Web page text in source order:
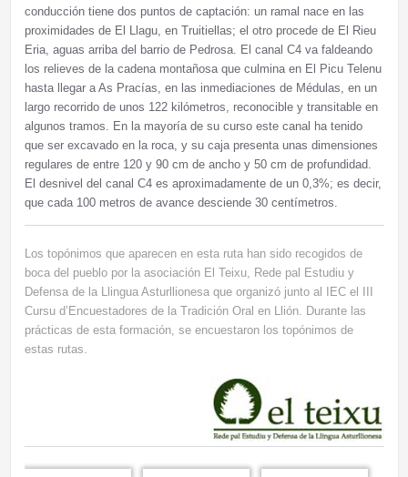
conducción tiene dos puntos de captación: un ramal nace en las
proximidades de El Llagu, en Truitiellas; el otro procede de El Rieu
Eria, aguas arriba del barrio de Pedrosa. El canal C4 va faldeando
los relieves de la cadena montañosa que culmina en El Picu Telenu
hasta llegar a As Pracías, en las inmediaciones de Médulas, en un
largo recorrido de unos 122 kilómetros, reconocible y transitable en
algunos tramos. En la mayoría de su curso este canal ha tenido
que ser excavado en la roca, y su caja presenta unas dimensiones
regulares de entre 120 y 90 cm de ancho y 50 cm de profundidad.
El desnivel del canal C4 es aproximadamente de un 0,3%; es decir,
que cada 100 metros de avance desciende 30 centímetros.
Los topónimos que aparecen en esta ruta han sido recogidos de
boca del pueblo por la asociación El Teixu, Rede pal Estudiu y
Defensa de la Llingua Asturllionesa que organizó junto al IEC el III
Cursu d’Encuestadores de la Tradición Oral en Llión. Durante las
prácticas de esta formación, se encuestaron los topónimos de
estas rutas.